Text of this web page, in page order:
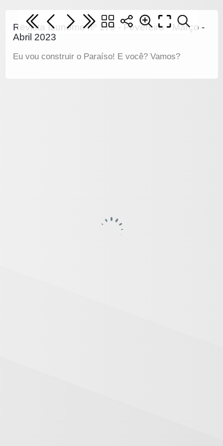
Revista Izunome nº 179 - Fevereiro - Março -
Abril 2023
Eu vou construir o Paraíso! E você? Vamos?